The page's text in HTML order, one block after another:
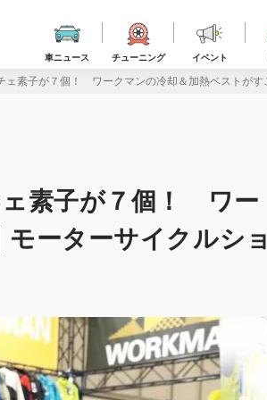
車ニュース チューニング イベント
ェ素子が７個！ ワークマンの冷却＆加熱ベストが
素子が７個！ ワー
ーターサイクルショ